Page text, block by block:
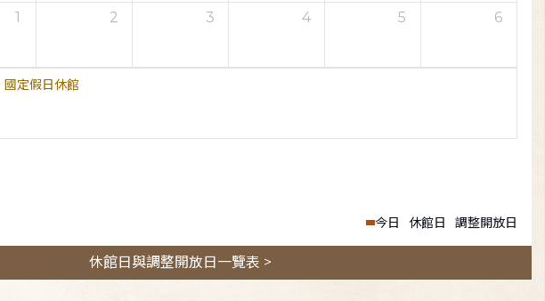
1 2 3 4 5 6
國定假日休館
今日 休館日 調整開放日
休館日與調整開放日一覽表 >